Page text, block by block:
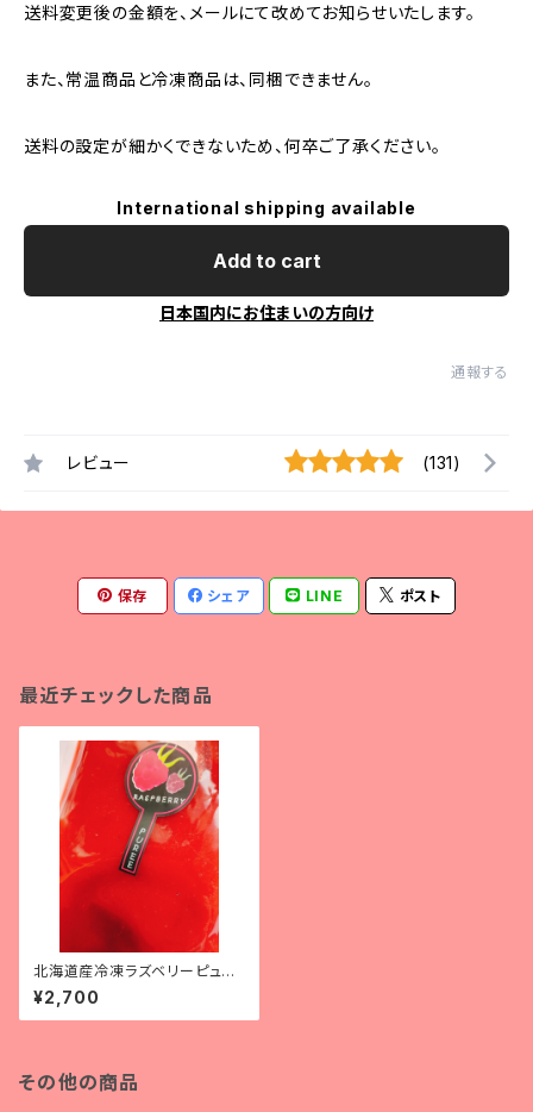
送料変更後の金額を、メールにて改めてお知らせいたします。
また、常温商品と冷凍商品は、同梱できません。
送料の設定が細かくできないため、何卒ご了承ください。
International shipping available
Add to cart
日本国内にお住まいの方向け
通報する
レビュー (131)
保存 シェア LINE ポスト
最近チェックした商品
北海道産冷凍ラズベリーピュー
レ(500g) 【冷凍便】
¥2,700
その他の商品